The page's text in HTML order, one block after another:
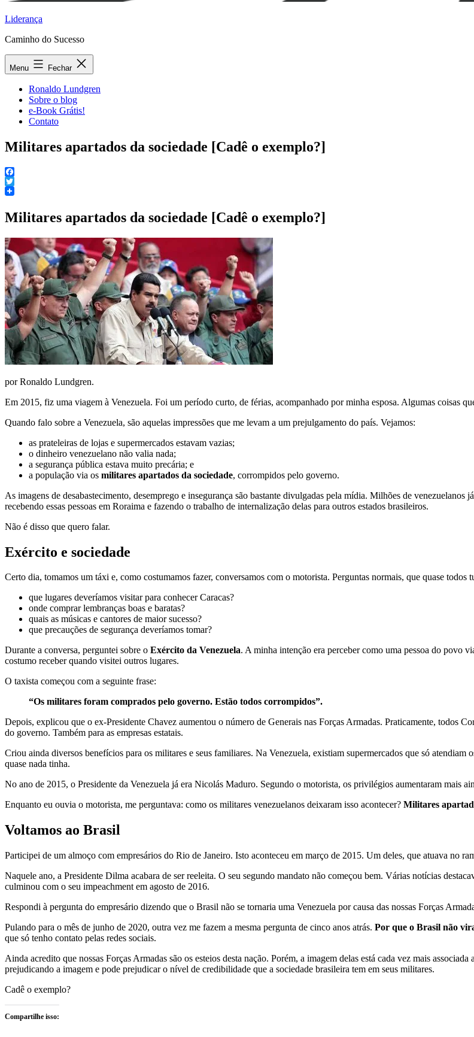
Liderança
Caminho do Sucesso
Menu Fechar
Ronaldo Lundgren
Sobre o blog
e-Book Grátis!
Contato
Militares apartados da sociedade [Cadê o exemplo?]
Facebook
Twitter
Militares apartados da sociedade [Cadê o exemplo?]
por Ronaldo Lundgren.
Em 2015, fiz uma viagem à Venezuela. Foi um período curto, de férias, acompanhado por minha esposa. Algumas coisas
Quando falo sobre a Venezuela, são aquelas impressões que me levam a um prejulgamento do país. Vejamos:
as prateleiras de lojas e supermercados estavam vazias;
o dinheiro venezuelano não valia nada;
a segurança pública estava muito precária; e
a população via os militares apartados da sociedade, corrompidos pelo governo.
As imagens de desabastecimento, desemprego e insegurança são bastante divulgadas pela mídia. Milhões de venezuelanos
recebendo essas pessoas em Roraima e fazendo o trabalho de internalização delas para outros estados brasileiros.
Não é disso que quero falar.
Exército e sociedade
Certo dia, tomamos um táxi e, como costumamos fazer, conversamos com o motorista. Perguntas normais, que quase todos
que lugares deveríamos visitar para conhecer Caracas?
onde comprar lembranças boas e baratas?
quais as músicas e cantores de maior sucesso?
que precauções de segurança deveríamos tomar?
Durante a conversa, perguntei sobre o Exército da Venezuela. A minha intenção era perceber como uma pessoa do povo
costumo receber quando visitei outros lugares.
O taxista começou com a seguinte frase:
“Os militares foram comprados pelo governo. Estão todos corrompidos”.
Depois, explicou que o ex-Presidente Chavez aumentou o número de Generais nas Forças Armadas. Praticamente, todos
do governo. Também para as empresas estatais.
Criou ainda diversos benefícios para os militares e seus familiares. Na Venezuela, existiam supermercados que só
quase nada tinha.
No ano de 2015, o Presidente da Venezuela já era Nicolás Maduro. Segundo o motorista, os privilégios aumentaram mais
Enquanto eu ouvia o motorista, me perguntava: como os militares venezuelanos deixaram isso acontecer? Militares
Voltamos ao Brasil
Participei de um almoço com empresários do Rio de Janeiro. Isto aconteceu em março de 2015. Um deles, que atuava no
Naquele ano, a Presidente Dilma acabara de ser reeleita. O seu segundo mandato não começou bem. Várias notícias
culminou com o seu impeachment em agosto de 2016.
Respondi à pergunta do empresário dizendo que o Brasil não se tornaria uma Venezuela por causa das nossas Forças
Pulando para o mês de junho de 2020, outra vez me fazem a mesma pergunta de cinco anos atrás. Por que o Brasil não
que só tenho contato pelas redes sociais.
Ainda acredito que nossas Forças Armadas são os esteios desta nação. Porém, a imagem delas está cada vez mais
prejudicando a imagem e pode prejudicar o nível de credibilidade que a sociedade brasileira tem em seus militares.
Cadê o exemplo?
Compartilhe isso: